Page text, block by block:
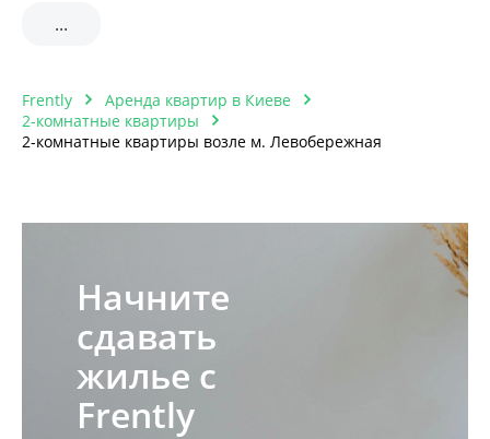
...
Frently
Аренда квартир в Киеве
2-комнатные квартиры
2-комнатные квартиры возле м. Левобережная
Начните
сдавать
жилье с
Frently